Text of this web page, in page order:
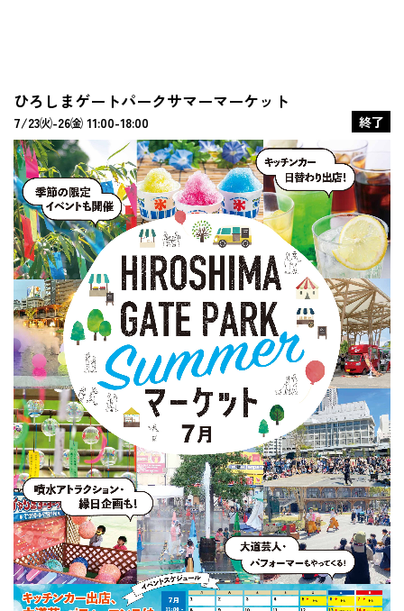
ひろしまゲートパークサマーマーケット
終了
7/23㈫-26㈮ 11:00-18:00